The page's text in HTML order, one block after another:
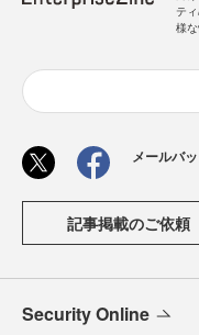
テ
様
メールバ
記事掲載のご依頼
Security Online